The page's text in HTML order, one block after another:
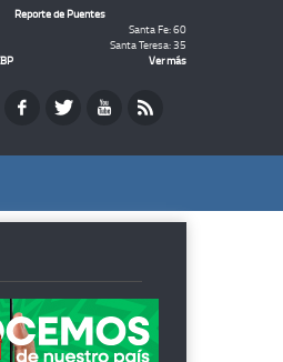
Reporte de Puentes
Santa Fe: 60
Santa Teresa: 35
Ver más